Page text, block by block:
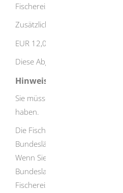
Fischereischeine fest.
Zusätzlich Fischereiabgabe:
EUR 12,00 pro Jahr
Diese Abgabe entfällt für den
Hinweise
Sie müssen den
haben.
Die Fischereischeine aus den
Bundesländern gelten in der
Wenn Sie Ihren Hauptwohnsitz
Bundesland nach Baden-
Fischereischein des anderen